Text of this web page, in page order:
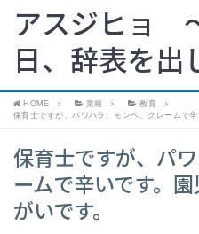
アスジヒョ
日、辞表を出
HOME 業種
教育
保育士ですが、パワハラ、モンペ、クレームで
保育士ですが、パ
ームで辛いです。
がいです。